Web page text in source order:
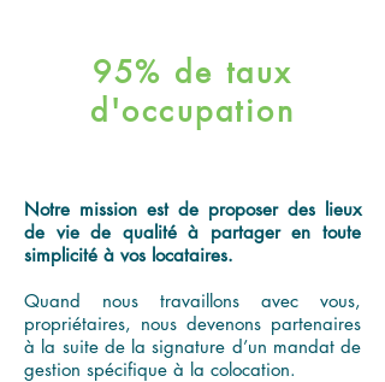
95% de taux
d'occupation
Notre mission est de proposer des lieux
de vie de qualité à partager en toute
simplicité à vos locataires.
Quand nous travaillons avec vous,
propriétaires, nous devenons partenaires
à la suite de la signature d’un mandat de
gestion spécifique à la colocation.